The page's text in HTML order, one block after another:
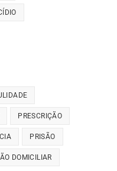
PRESCRIÇÃO
PRISÃO
DOMICILIAR